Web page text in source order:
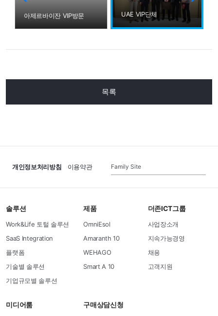
아제르바이잔 VIP방문 UAE VIP단체
목록
개인정보처리방침 이용약관 Family Site
솔루션
Work&Life 토털 솔루션
SaaS Integration
플랫폼
기술별 솔루션
기업규모별 솔루션
제품
OmniEsol
Amaranth 10
WEHAGO
Smart A 10
더존ICT그룹
사업장소개
지속가능경영
채용
고객지원
미디어룸 구매상담신청